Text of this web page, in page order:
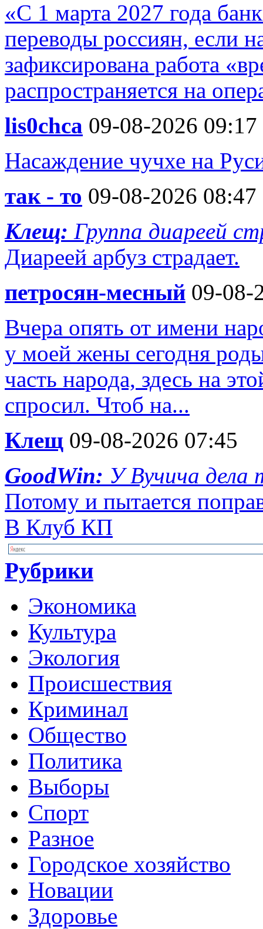
«С 1 марта 2027 года
переводы россиян, если
зафиксирована работа
распространяется на
lis0chca 09-08-2026 09:17
Насаждение чучхе на
так - то 09-08-2026 08:47
Клещ: Группа диареей
Диареей арбуз страдает.
петросян-месный 09-08-
Вчера опять от имени
у моей жены сегодня
часть народа, здесь на
спросил. Чтоб на...
Клещ 09-08-2026 07:45
GoodWin: У Вучича дела
Потому и пытается
В Клуб КП
Рубрики
Экономика
Культура
Экология
Происшествия
Криминал
Общество
Политика
Выборы
Спорт
Разное
Городское хозяйство
Новации
Здоровье